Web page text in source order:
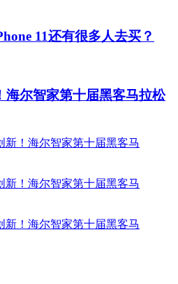
11还有很多人去买？
海尔智家第十届黑客马拉松